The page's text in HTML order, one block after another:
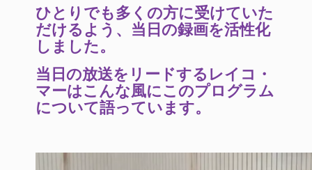
ひとりでも多くの方に受けていた
だけるよう、当日の録画を活性化
しました。
当日の放送をリードするレイコ・
マーはこんな風にこのプログラム
について語っています。